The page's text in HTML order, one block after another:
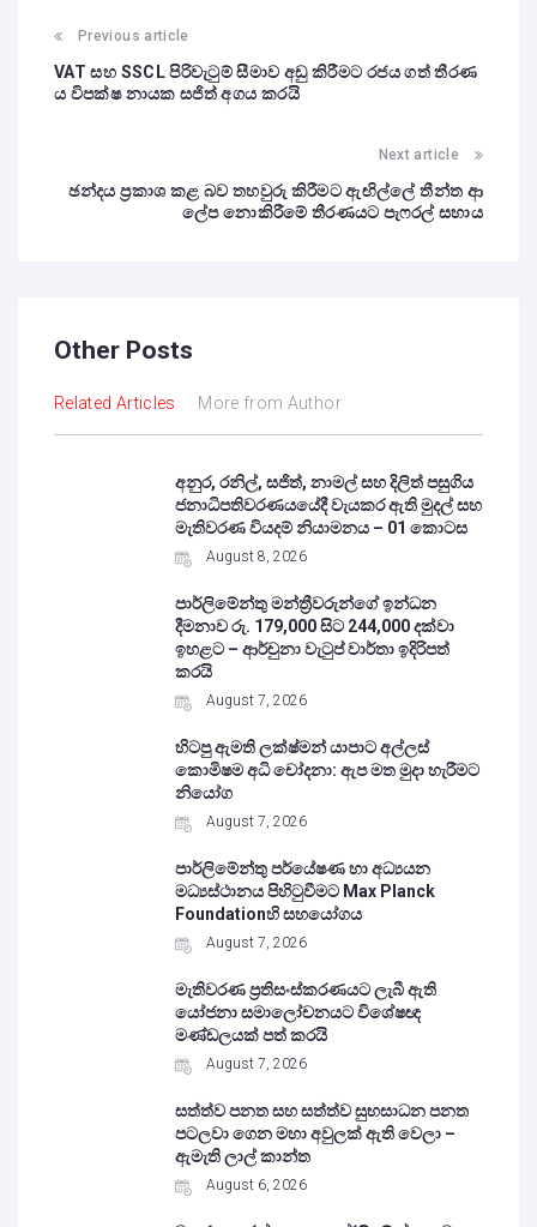
Previous article
VAT සහ SSCL පිරිවැටුම් සීමාව අඩු කිරීමට රජය ගත් තීරණ
ය විපක්ෂ නායක සජිත් අගය කරයි
Next article
ඡන්දය ප්‍රකාශ කළ බව තහවුරු කිරීමට ඇඟිල්ලේ තීන්ත ආ
ලේප නොකිරීමේ තීරණයට පැෆරල් සහාය
Other Posts
Related Articles More from Author
අනුර, රනිල්, සජිත්, නාමල් සහ දිලිත් පසුගිය
ජනාධිපතිවරණයයේදී වැයකර ඇති මුදල් සහ
මැතිවරණ වියදම් නියාමනය – 01 කොටස
August 8, 2026
පාර්ලිමේන්තු මන්ත්‍රීවරුන්ගේ ඉන්ධන
දීමනාව රු. 179,000 සිට 244,000 දක්වා
ඉහළට – ආර්චුනා වැටුප් වාර්තා ඉදිරිපත්
කරයි
August 7, 2026
හිටපු ඇමති ලක්ෂ්මන් යාපාට අල්ලස්
කොමිෂම අධි චෝදනා: ඇප මත මුදා හැරීමට
නියෝග
August 7, 2026
පාර්ලිමේන්තු පර්යේෂණ හා අධ්‍යයන
මධ්‍යස්ථානය පිහිටුවීමට Max Planck
Foundationහි සහයෝගය
August 7, 2026
මැතිවරණ ප්‍රතිසංස්කරණයට ලැබී ඇති
යෝජනා සමාලෝචනයට විශේෂඥ
මණ්ඩලයක් පත් කරයි
August 7, 2026
සත්ත්ව පනත සහ සත්ත්ව සුභසාධන පනත
පටලවා ගෙන මහා අවුලක් ඇති වෙලා –
ඇමැති ලාල් කාන්ත
August 6, 2026